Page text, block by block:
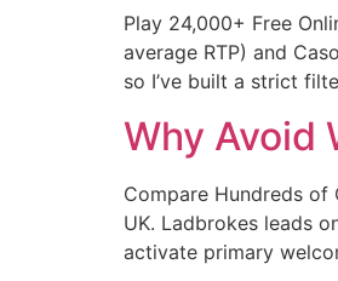
Play 24,000+ Free
average RTP) and
so I’ve built a strict
Why Avoid
Compare Hundreds of
UK. Ladbrokes leads
activate primary